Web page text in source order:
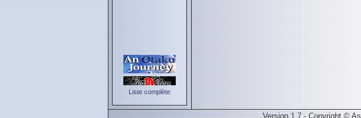
Liste complète
Version 1.7 - Copyright ©